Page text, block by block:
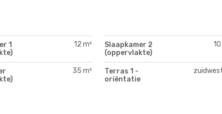
1
12 m²
Slaapkamer 2
(oppervlakte)
10
35 m²
Terras 1 -
oriëntatie